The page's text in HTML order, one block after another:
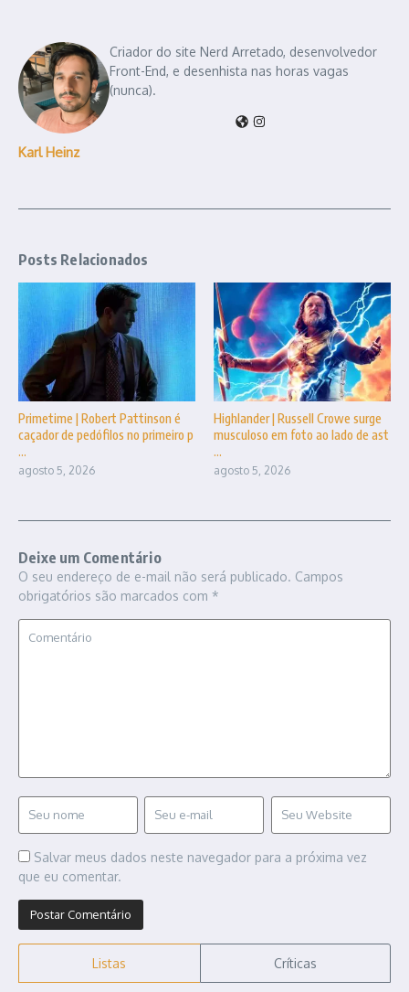
Karl Heinz
Criador do site Nerd Arretado, desenvolvedor
Front-End, e desenhista nas horas vagas
(nunca).
Posts Relacionados
Primetime | Robert Pattinson é
caçador de pedófilos no primeiro p
...
agosto 5, 2026
Highlander | Russell Crowe surge
musculoso em foto ao lado de ast
...
agosto 5, 2026
Deixe um Comentário
O seu endereço de e-mail não será publicado. Campos
obrigatórios são marcados com *
Salvar meus dados neste navegador para a próxima vez
que eu comentar.
Listas Críticas